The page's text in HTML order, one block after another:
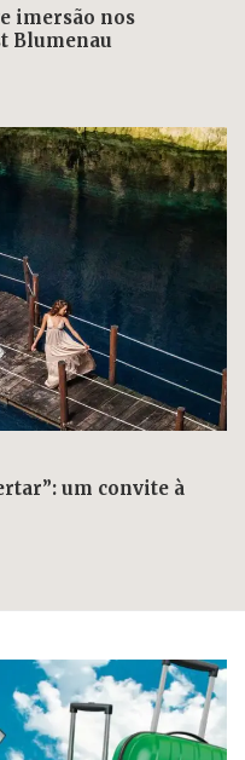
imersão nos
Blumenau
um convite à